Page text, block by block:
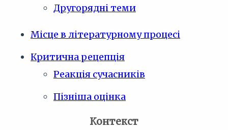
Другорядні теми
Місце в літературному процесі
Критична рецепція
Реакція сучасників
Пізніша оцінка
Контекст